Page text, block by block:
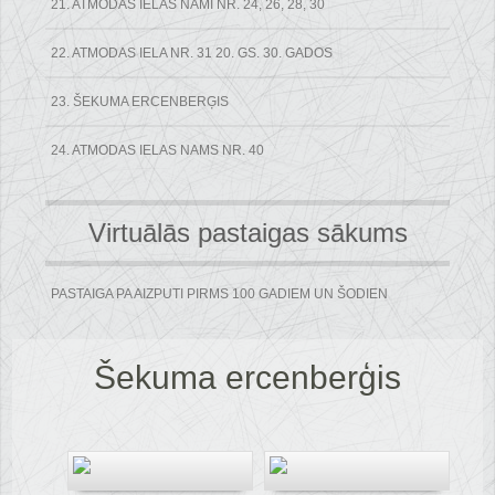
21. ATMODAS IELAS NAMI NR. 24, 26, 28, 30
22. ATMODAS IELA NR. 31 20. GS. 30. GADOS
23. ŠEKUMA ERCENBERĢIS
24. ATMODAS IELAS NAMS NR. 40
Virtuālās pastaigas sākums
PASTAIGA PA AIZPUTI PIRMS 100 GADIEM UN ŠODIEN
Šekuma ercenberģis